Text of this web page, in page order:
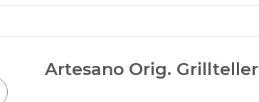
Artesano Orig. Grillteller